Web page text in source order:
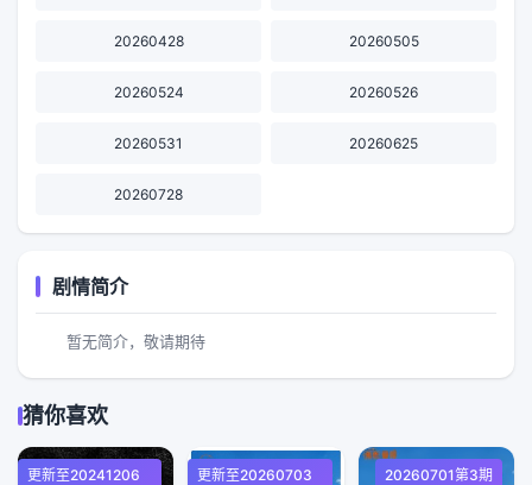
20260428 20260505
20260524 20260526
20260531 20260625
20260728
剧情简介
暂无简介，敬请期待
猜你喜欢
更新至20241206
更新至20260703
20260701第3期